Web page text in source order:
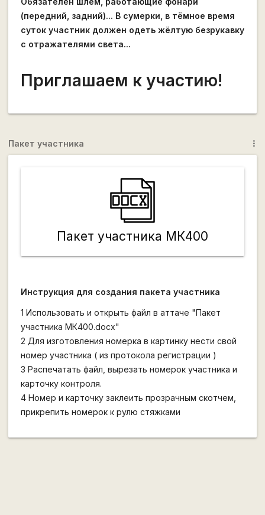
(передний, задний)... В сумерки, в тёмное время
суток участник должен одеть жёлтую безрукавку
с отражателями света...
Приглашаем к участию!
Пакет участника more_vert
Пакет участника МК400
Инструкция для создания пакета участника
1 Использовать и открыть файл в аттаче "Пакет
участника МК400.docx"
2 Для изготовления номерка в картинку нести свой
номер участника ( из протокола регистрации )
3 Распечатать файл, вырезать номерок участника и
карточку контроля.
4 Номер и карточку заклеить прозрачным скотчем,
прикрепить номерок к рулю стяжками